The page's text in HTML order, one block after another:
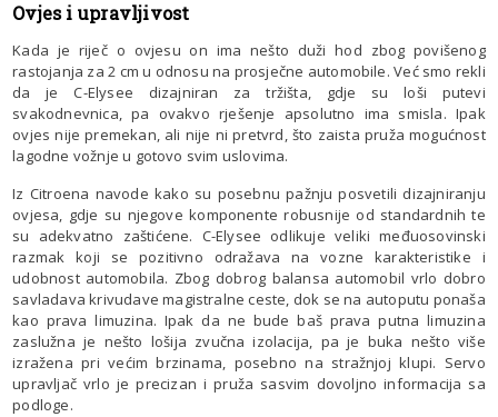
Ovjes i upravljivost
Kada je riječ o ovjesu on ima nešto duži hod zbog povišenog
rastojanja za 2 cm u odnosu na prosječne automobile. Već smo rekli
da je C-Elysee dizajniran za tržišta, gdje su loši putevi
svakodnevnica, pa ovakvo rješenje apsolutno ima smisla. Ipak
ovjes nije premekan, ali nije ni pretvrd, što zaista pruža mogućnost
lagodne vožnje u gotovo svim uslovima.
Iz Citroena navode kako su posebnu pažnju posvetili dizajniranju
ovjesa, gdje su njegove komponente robusnije od standardnih te
su adekvatno zaštićene. C-Elysee odlikuje veliki međuosovinski
razmak koji se pozitivno odražava na vozne karakteristike i
udobnost automobila. Zbog dobrog balansa automobil vrlo dobro
savladava krivudave magistralne ceste, dok se na autoputu ponaša
kao prava limuzina. Ipak da ne bude baš prava putna limuzina
zaslužna je nešto lošija zvučna izolacija, pa je buka nešto više
izražena pri većim brzinama, posebno na stražnjoj klupi. Servo
upravljač vrlo je precizan i pruža sasvim dovoljno informacija sa
podloge.